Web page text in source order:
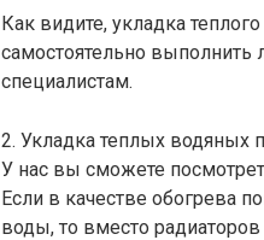
Как видите, укладка
самостоятельно
специалистам.
2. Укладка теплых водяных
У нас вы сможете
Если в качестве обогрева
воды, то вместо радиаторов